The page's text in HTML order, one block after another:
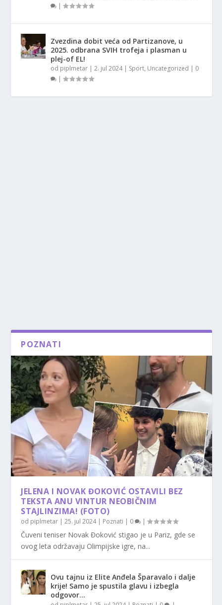
|
Zvezdina dobit veća od Partizanove, u
2025. odbrana SVIH trofeja i plasman u
plej-of EL!
od piplmetar |2. jul 2024| Sport, Uncategorized | 0
|
POZNATI
JELENA I NOVAK ĐOKOVIĆ OSTAVILI BEZ
TEKSTA ANU VINTUR NEOBIČNIM
STAJLINZIMA! (FOTO)
od piplmetar |25. jul 2024| Poznati | 0 |
Čuveni teniser Novak Đoković stigao je u Pariz, gde se
ovog leta održavaju Olimpijske igre, na...
Ovu tajnu iz Elite Anđela Šparavalo i dalje
krije! Samo je spustila glavu i izbegla
odgovor…